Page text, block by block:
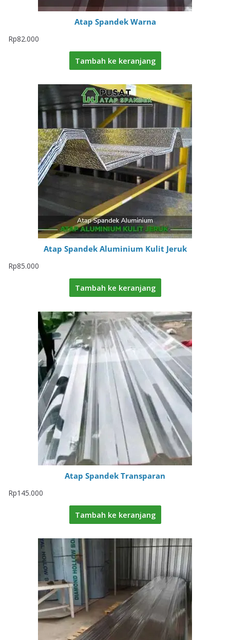
Atap Spandek Warna
Rp82.000
Tambah ke keranjang
Atap Spandek Aluminium Kulit Jeruk
Rp85.000
Tambah ke keranjang
Atap Spandek Transparan
Rp145.000
Tambah ke keranjang